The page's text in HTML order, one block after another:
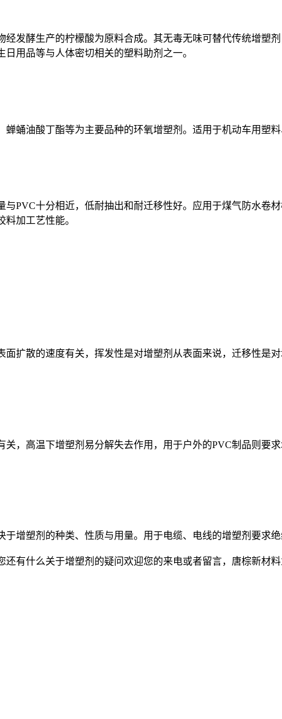
酵生产的柠檬酸为原料合成。其无毒无味可替代传统增塑
用品等与人体密切相关的塑料助剂之一。
油酸丁酯等为主要品种的环氧增塑剂。适用于机动车用塑料
十分相近，低耐抽出和耐迁移性好。应用于煤气防水卷
加工艺性能。
散的速度有关，挥发性是对增塑剂从表面来说，迁移性是
高温下增塑剂易分解失去作用，用于户外的PVC制品则要
塑剂的种类、性质与用量。用于电缆、电线的增塑剂要求绝
什么关于增塑剂的疑问欢迎您的来电或者留言，唐棕新材料